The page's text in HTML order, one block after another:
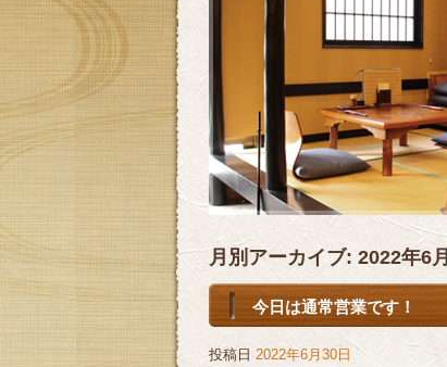
月別アーカイブ: 2022年6月
今日は通常営業です！
投稿日 2022年6月30日